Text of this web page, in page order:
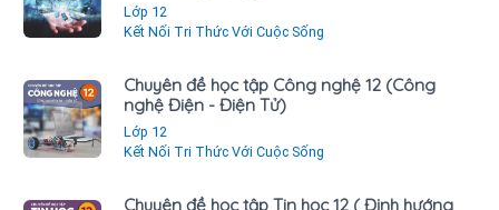
Lớp 12
Kết Nối Tri Thức Với Cuộc Sống
Chuyên đề học tập Công nghệ 12 (Công
nghệ Điện - Điện Tử)
Lớp 12
Kết Nối Tri Thức Với Cuộc Sống
Chuyên đề học tập Tin học 12 ( Định hướng